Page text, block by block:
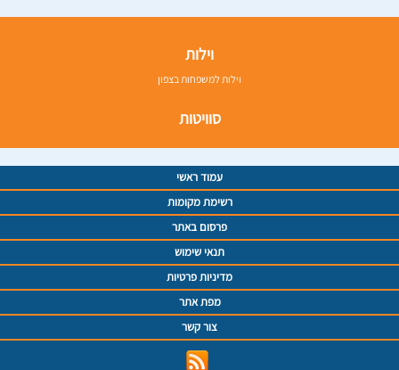
וילות
וילות למשפחות בצפון
סוויטות
עמוד ראשי
רשימת מקומות
פרסום באתר
תנאי שימוש
מדיניות פרטיות
מפת אתר
צור קשר